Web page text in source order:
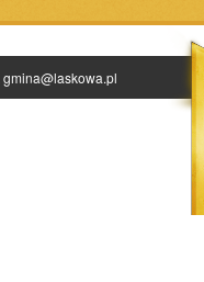
gmina@laskowa.pl